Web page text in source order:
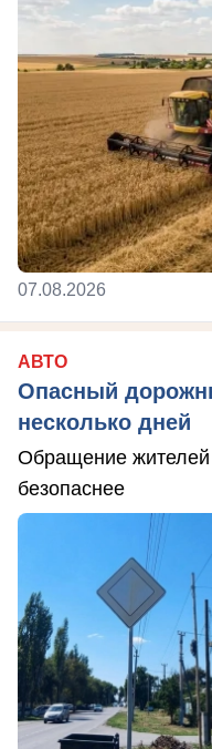
07.08.2026
АВТО
Опасный
несколько дней
Обращение жителей
безопаснее